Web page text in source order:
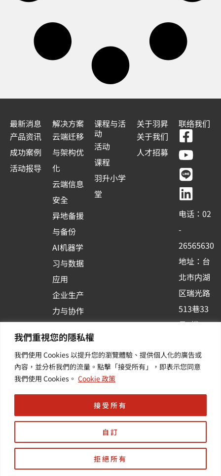
我們重視您的隱私權
我們使用 Cookies 以提升您的瀏覽體驗、提供個人化的廣告或
內容，並分析我們的流量。點擊「接受所有」，即表示您同意
我們使用 Cookies。 Cookie 政策
自訂
拒絕所有
接受所有
最新消息
产品资讯
成功案例
活动报导
解决方案
云端迁移
与架构优
化
云端信息
安全
异地备援
与备份
AI机器学
习与数据
应用
企业生产
力与协作
台应用
其他/增
值服务
课程与活
动
活动
课程
羽升小学
堂
关于羽昇
关于我们
人才招募
联络我们
F
a
c
e
b
o
o
k
-
s
q
u
a
r
Y
o
u
t
u
b
e
L
i
n
e
L
i
n
k
e
d
i
n
电话：02
-
26565630
地址：台
北市内湖
区瑞光路
513巷33
号6楼
新讯 | 提
供您最新
Copyright © 羽昇國際股份有限公司